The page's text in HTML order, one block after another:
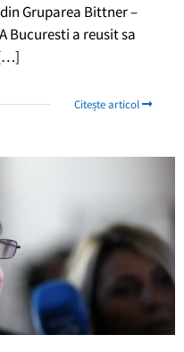
Gruparea Bittner –
Bucuresti a reusit sa
Citește articol